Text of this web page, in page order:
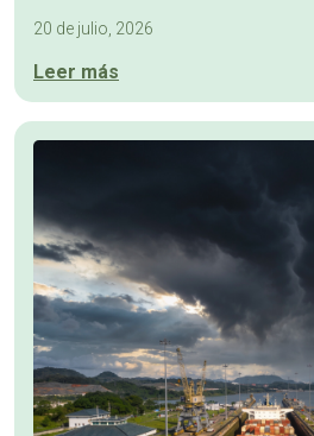
20 de julio, 2026
Leer más